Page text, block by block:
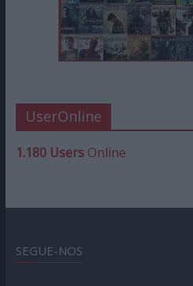
UserOnline
1.180 UsersOnline
SEGUE-NOS